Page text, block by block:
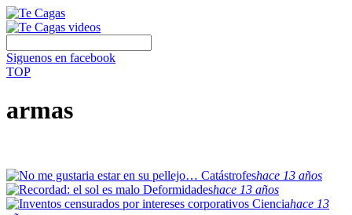
Siguenos en facebook
TOP
armas
Catástrofeshace 13 años
Deformidadeshace 13 años
Cienciahace 13